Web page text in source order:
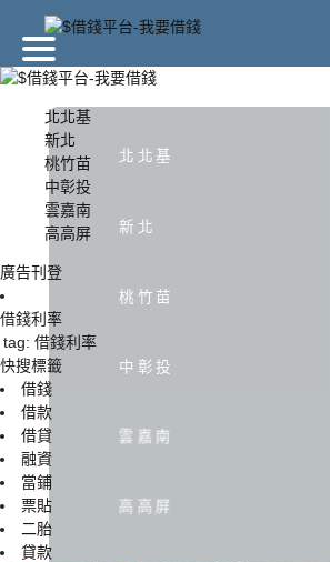
北北基
新北
桃竹苗
中彰投
雲嘉南
高高屏
北北基
新北
桃竹苗
中彰投
雲嘉南
高高屏
廣告刊登
借錢利率
tag: 借錢利率
快搜標籤
借錢
借款
借貸
融資
當鋪
票貼
二胎
貸款
北北基
中彰投